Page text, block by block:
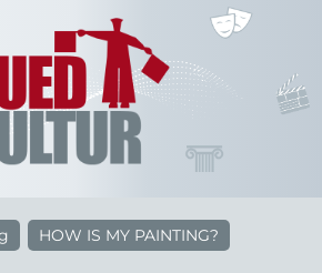
HOW IS MY PAINTING?